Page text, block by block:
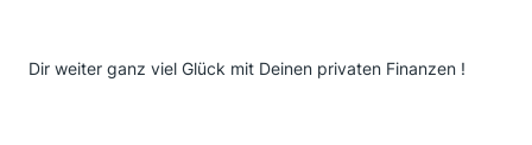
Dir weiter ganz viel Glück mit Deinen privaten Finanzen !